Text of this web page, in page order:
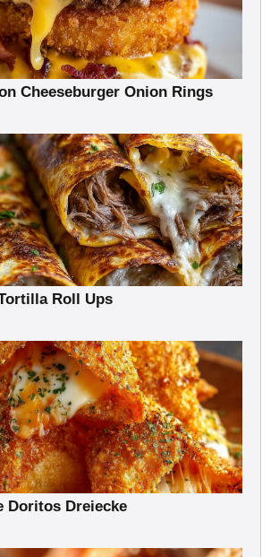
Cheeseburger Onion Rings
Roll Ups
Doritos Dreiecke